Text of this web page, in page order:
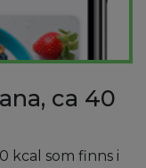
ca 40
kcal som finns i